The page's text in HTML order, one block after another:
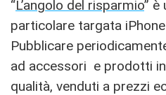
“L’angolo del risparmio” è
particolare targata
Pubblicare
ad accessori e prodotti
qualità, venduti a prezzi